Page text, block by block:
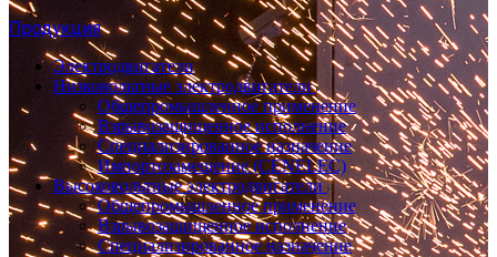
Продукция
Электродвигатели
Низковольтные электродвигатели
Общепромышленное применение
Взрывозащищенное исполнение
Специализированное назначение
Импортозамещение (CENELEC)
Высоковольтные электродвигатели
Общепромышленное применение
Взрывозащищенное исполнение
Специализированное назначение